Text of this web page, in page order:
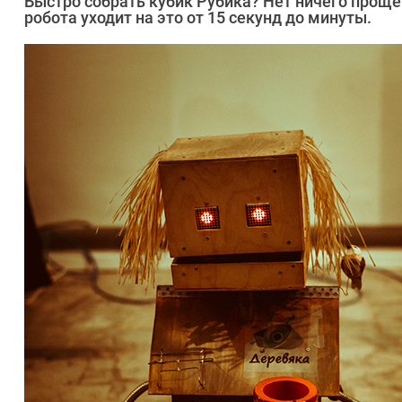
робота уходит на это от 15 секунд до минуты.